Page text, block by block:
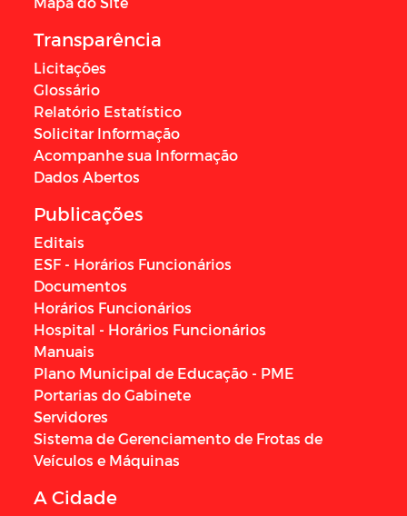
Transparência
Licitações
Glossário
Relatório Estatístico
Solicitar Informação
Acompanhe sua Informação
Dados Abertos
Publicações
Editais
ESF - Horários Funcionários
Documentos
Horários Funcionários
Hospital - Horários Funcionários
Manuais
Plano Municipal de Educação - PME
Portarias do Gabinete
Servidores
Sistema de Gerenciamento de Frotas de
Veículos e Máquinas
A Cidade